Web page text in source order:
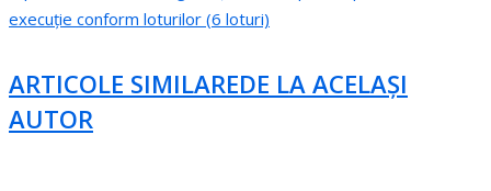
execuție conform loturilor (6 loturi)
ARTICOLE SIMILAREDE LA ACELAȘI
AUTOR